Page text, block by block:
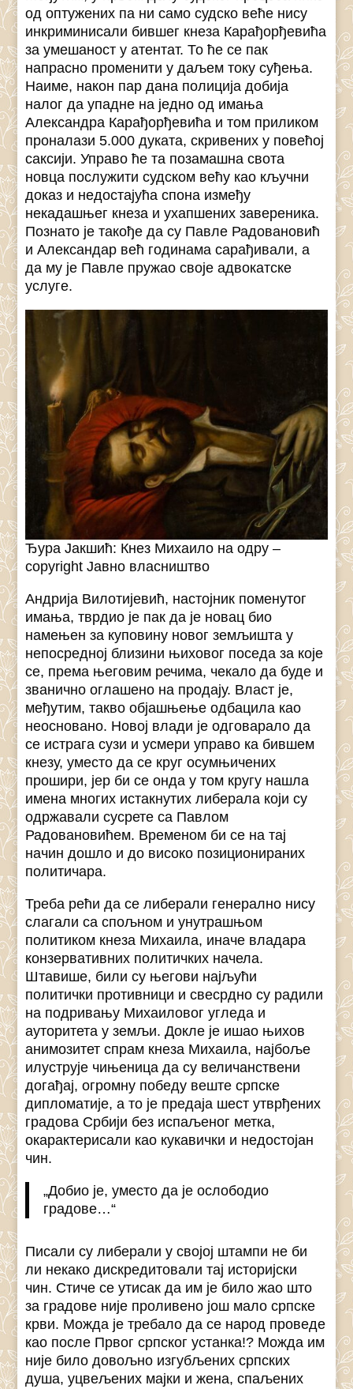
од оптужених па ни само судско веће нису
инкриминисали бившег кнеза Карађорђевића
за умешаност у атентат. То ће се пак
напрасно променити у даљем току суђења.
Наиме, након пар дана полиција добија
налог да упадне на једно од имања
Александра Карађорђевића и том приликом
проналази 5.000 дуката, скривених у повећој
саксији. Управо ће та позамашна свота
новца послужити судском већу као кључни
доказ и недостајућа спона између
некадашњег кнеза и ухапшених завереника.
Познато је такође да су Павле Радовановић
и Александар већ годинама сарађивали, а
да му је Павле пружао своје адвокатске
услуге.
Ђура Јакшић: Кнез Михаило на одру –
copyright Јавно власништво
Андрија Вилотијевић, настојник поменутог
имања, тврдио је пак да је новац био
намењен за куповину новог земљишта у
непосредној близини њиховог поседа за које
се, према његовим речима, чекало да буде и
званично оглашено на продају. Власт је,
међутим, такво објашњење одбацила као
неосновано. Новој влади је одговарало да
се истрага сузи и усмери управо ка бившем
кнезу, уместо да се круг осумњичених
прошири, јер би се онда у том кругу нашла
имена многих истакнутих либерала који су
одржавали сусрете са Павлом
Радовановићем. Временом би се на тај
начин дошло и до високо позиционираних
политичара.
Треба рећи да се либерали генерално нису
слагали са спољном и унутрашњом
политиком кнеза Михаила, иначе владара
конзервативних политичких начела.
Штавише, били су његови најљући
политички противници и свесрдно су радили
на подривању Михаиловог угледа и
ауторитета у земљи. Докле је ишао њихов
анимозитет спрам кнеза Михаила, најбоље
илуструје чињеница да су величанствени
догађај, огромну победу веште српске
дипломатије, а то је предаја шест утврђених
градова Србији без испаљеног метка,
окарактерисали као кукавички и недостојан
чин.
„Добио је, уместо да је ослободио
градове…“
Писали су либерали у својој штампи не би
ли некако дискредитовали тај историјски
чин. Стиче се утисак да им је било жао што
за градове није проливено још мало српске
крви. Можда је требало да се народ проведе
као после Првог српског устанка!? Можда им
није било довољно изгубљених српских
душа, уцвељених мајки и жена, спаљених